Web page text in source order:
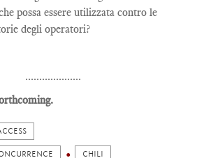
possa essere utilizzata contro le
degli operatori?
....................
CHILI